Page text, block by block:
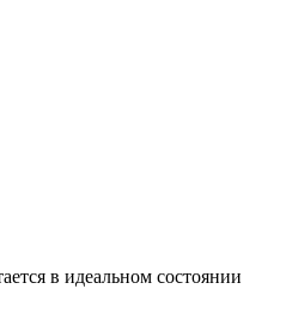
в идеальном состоянии